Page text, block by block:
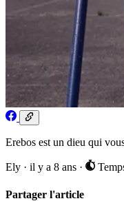
Erebos est un dieu qui
Ely · il y a 8 ans ·
Partager l'article